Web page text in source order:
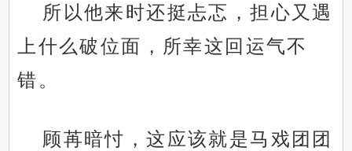
所以他来时还挺忐忑，担心又遇
上什么破位面，所幸这回运气不
错。
顾苒暗忖，这应该就是马戏团团